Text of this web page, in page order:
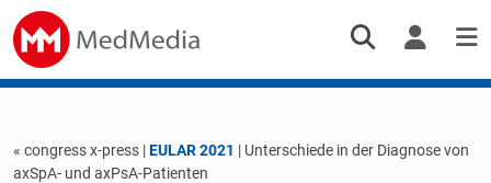
« congress x-press |EULAR 2021 | Unterschiede in der Diagnose von
axSpA- und axPsA-Patienten